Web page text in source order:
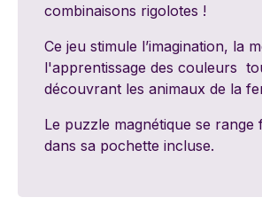
combinaisons rigolotes !
Ce jeu stimule l’imagination, la
l'apprentissage des couleurs
découvrant les animaux de la
Le puzzle magnétique se range
dans sa pochette incluse.